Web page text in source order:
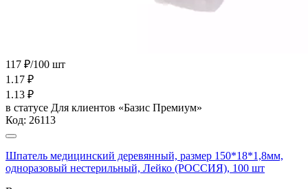
117 ₽/100 шт
1.17 ₽
1.13 ₽
в статусе Для клиентов «Базис Премиум»
Код: 26113
Шпатель медицинский деревянный, размер 150*18*1,8мм,
одноразовый нестерильный, Лейко (РОССИЯ), 100 шт